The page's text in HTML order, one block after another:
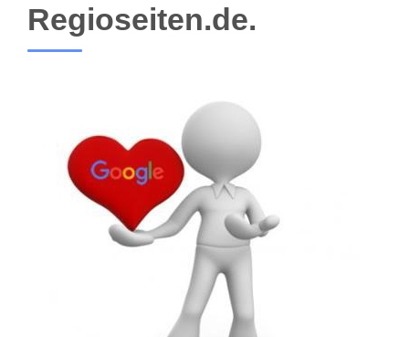
Regioseiten.de.